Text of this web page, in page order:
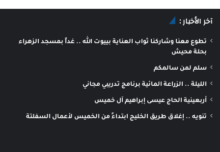
t
n
آخر الأخبار :
تطوع معنا وشاركنا ثواب العناية بييوت الله .. غداً بمسجد الزهراء
بحلة محيش
سلم لمن سالمكم
الليلة .. الزراعة المائية برنامج تدريبي مجاني
أربعينية الحاج عيسى إبراهيم آل خميس
تنويه .. إغلاق طريق الخليج ابتداءً من الخميس لأعمال السفلتة